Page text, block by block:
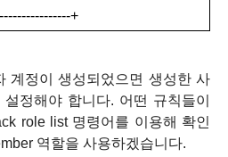
+
계정이 생성되었으면 생성한 사
설정해야 합니다. 어떤 규칙들이
role list 명령어를 이용해 확인
역할을 사용하겠습니다.